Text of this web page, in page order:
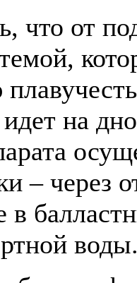
что от
на
– через